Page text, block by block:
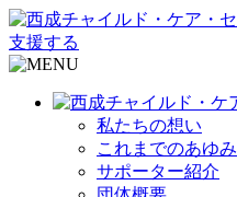
支援する
私たちの想い
これまでのあゆみ
サポーター紹介